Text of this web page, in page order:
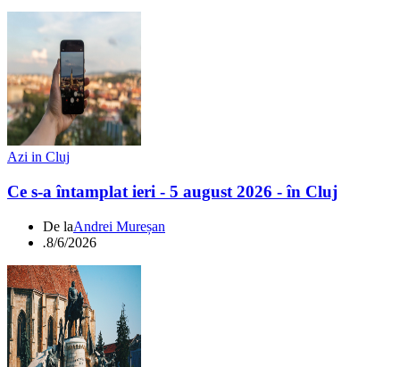
Azi in Cluj
Ce s-a întamplat ieri - 5 august 2026 - în Cluj
De laAndrei Mureșan
.8/6/2026